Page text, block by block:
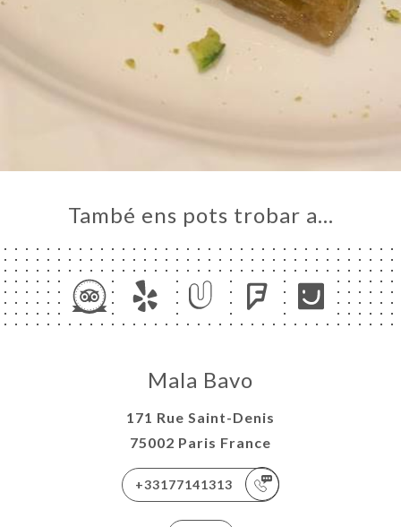
També ens pots trobar a…
Mala Bavo
171 Rue Saint-Denis
75002 Paris France
+33177141313